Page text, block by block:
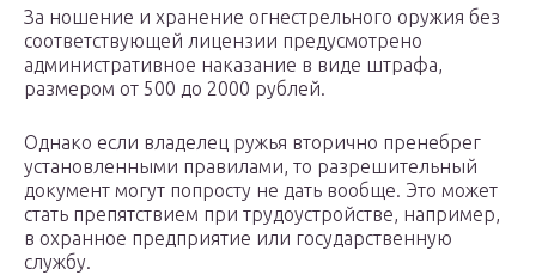
За ношение и хранение огнестрельного оружия без
соответствующей лицензии предусмотрено
административное наказание в виде штрафа,
размером от 500 до 2000 рублей.
Однако если владелец ружья вторично пренебрег
установленными правилами, то разрешительный
документ могут попросту не дать вообще. Это может
стать препятствием при трудоустройстве, например,
в охранное предприятие или государственную
службу.